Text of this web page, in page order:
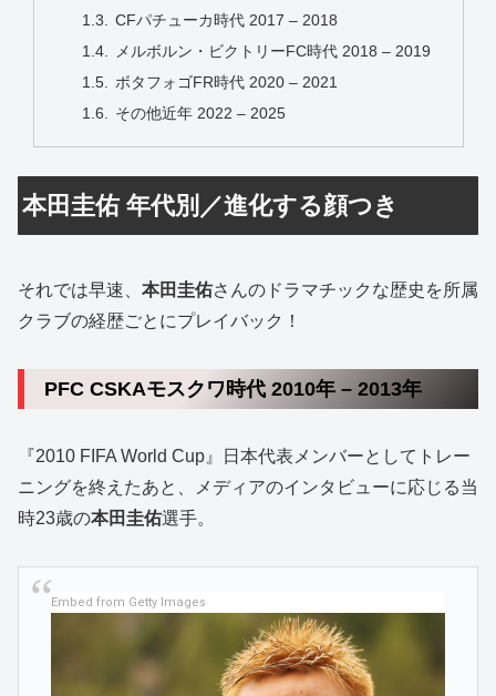
CFパチューカ時代 2017 – 2018
メルボルン・ビクトリーFC時代 2018 – 2019
ボタフォゴFR時代 2020 – 2021
その他近年 2022 – 2025
本田圭佑 年代別／進化する顔つき
それでは早速、 本田圭佑さんのドラマチックな歴史を所属
クラブの経歴ごとにプレイバック！
PFC CSKAモスクワ時代 2010年 – 2013年
『2010 FIFA World Cup』日本代表メンバーとしてトレー
ニングを終えたあと、メディアのインタビューに応じる当
時23歳の本田圭佑選手。
Embed from Getty Images